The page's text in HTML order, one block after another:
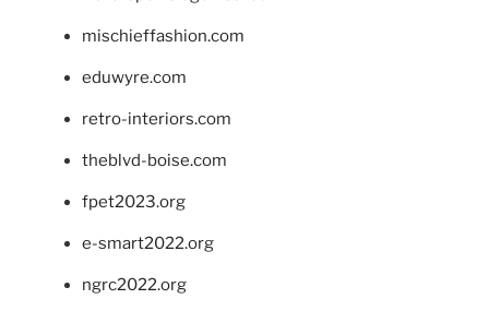
mischieffashion.com
eduwyre.com
retro-interiors.com
theblvd-boise.com
fpet2023.org
e-smart2022.org
ngrc2022.org